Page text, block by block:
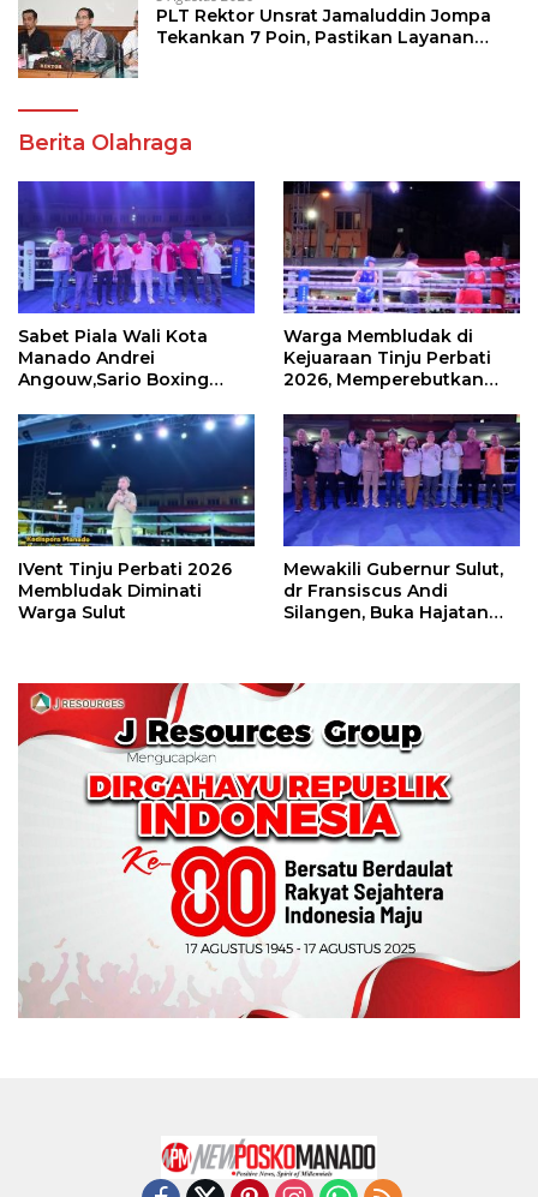
PLT Rektor Unsrat Jamaluddin Jompa
Tekankan 7 Poin, Pastikan Layanan
Berita Olahraga
Sabet Piala Wali Kota
Manado Andrei
Angouw,Sario Boxing
Perbati 2026
Warga Membludak di
Kejuaraan Tinju Perbati
2026, Memperebutkan
IVent Tinju Perbati 2026
Membludak Diminati
Warga Sulut
Mewakili Gubernur Sulut,
dr Fransiscus Andi
Silangen, Buka Hajatan